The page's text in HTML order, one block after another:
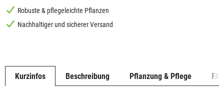
Robuste & pflegeleichte Pflanzen
Nachhaltiger und sicherer Versand
Kurzinfos Beschreibung Pflanzung & Pflege